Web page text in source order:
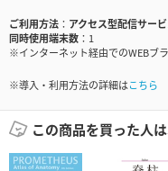
ご利用方法
アクセス型配信サービ
同時使用端末数
1
※インターネット経由でのWEBブ
※導入・利用方法の詳細はこちら
この商品を買った人